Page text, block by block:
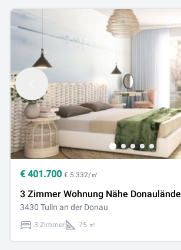
€ 401.700 € 5.332/㎡
3 Zimmer Wohnung Nähe Donaulände
3430 Tulln an der Donau
3 Zimmer 75 ㎡